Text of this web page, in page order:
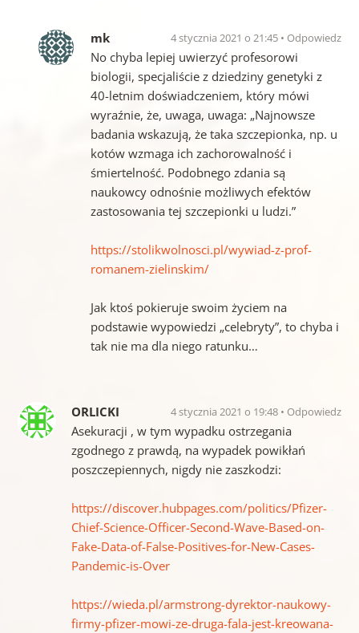
mk 4 stycznia 2021 o 21:45 Odpowiedz
No chyba lepiej uwierzyć profesorowi
biologii, specjaliście z dziedziny genetyki z
40-letnim doświadczeniem, który mówi
wyraźnie, że, uwaga, uwaga: „Najnowsze
badania wskazują, że taka szczepionka, np. u
kotów wzmaga ich zachorowalność i
śmiertelność. Podobnego zdania są
naukowcy odnośnie możliwych efektów
zastosowania tej szczepionki u ludzi.”
https://stolikwolnosci.pl/wywiad-z-prof-
romanem-zielinskim/
Jak ktoś pokieruje swoim życiem na
podstawie wypowiedzi „celebryty”, to chyba i
tak nie ma dla niego ratunku…
ORLICKI 4 stycznia 2021 o 19:48 Odpowiedz
Asekuracji , w tym wypadku ostrzegania
zgodnego z prawdą, na wypadek powikłań
poszczepiennych, nigdy nie zaszkodzi:
https://discover.hubpages.com/politics/Pfizer-
Chief-Science-Officer-Second-Wave-Based-on-
Fake-Data-of-False-Positives-for-New-Cases-
Pandemic-is-Over
https://wieda.pl/armstrong-dyrektor-naukowy-
firmy-pfizer-mowi-ze-druga-fala-jest-kreowana-